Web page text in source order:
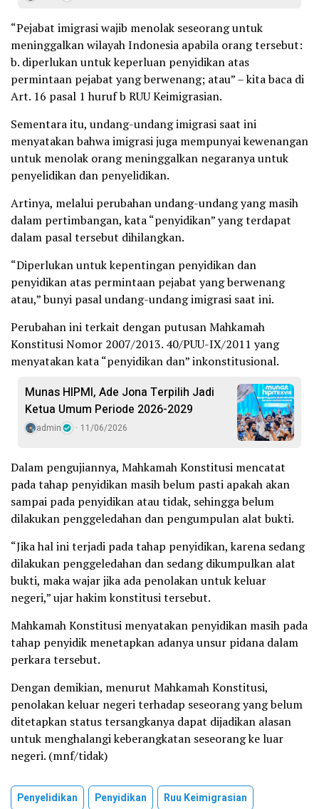
“Pejabat imigrasi wajib menolak seseorang untuk
meninggalkan wilayah Indonesia apabila orang tersebut:
b. diperlukan untuk keperluan penyidikan atas
permintaan pejabat yang berwenang; atau” – kita baca di
Art. 16 pasal 1 huruf b RUU Keimigrasian.
Sementara itu, undang-undang imigrasi saat ini
menyatakan bahwa imigrasi juga mempunyai kewenangan
untuk menolak orang meninggalkan negaranya untuk
penyelidikan dan penyelidikan.
Artinya, melalui perubahan undang-undang yang masih
dalam pertimbangan, kata “penyidikan” yang terdapat
dalam pasal tersebut dihilangkan.
“Diperlukan untuk kepentingan penyidikan dan
penyidikan atas permintaan pejabat yang berwenang
atau,” bunyi pasal undang-undang imigrasi saat ini.
Perubahan ini terkait dengan putusan Mahkamah
Konstitusi Nomor 2007/2013. 40/PUU-IX/2011 yang
menyatakan kata “penyidikan dan” inkonstitusional.
Munas HIPMI, Ade Jona Terpilih Jadi
Ketua Umum Periode 2026-2029
admin 11/06/2026
Dalam pengujiannya, Mahkamah Konstitusi mencatat
pada tahap penyidikan masih belum pasti apakah akan
sampai pada penyidikan atau tidak, sehingga belum
dilakukan penggeledahan dan pengumpulan alat bukti.
“Jika hal ini terjadi pada tahap penyidikan, karena sedang
dilakukan penggeledahan dan sedang dikumpulkan alat
bukti, maka wajar jika ada penolakan untuk keluar
negeri,” ujar hakim konstitusi tersebut.
Mahkamah Konstitusi menyatakan penyidikan masih pada
tahap penyidik ​​menetapkan adanya unsur pidana dalam
perkara tersebut.
Dengan demikian, menurut Mahkamah Konstitusi,
penolakan keluar negeri terhadap seseorang yang belum
ditetapkan status tersangkanya dapat dijadikan alasan
untuk menghalangi keberangkatan seseorang ke luar
negeri. (mnf/tidak)
Penyelidikan Penyidikan Ruu Keimigrasian